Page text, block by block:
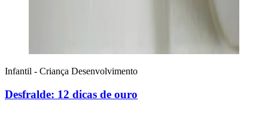
Infantil - Criança Desenvolvimento
Desfralde: 12 dicas de ouro